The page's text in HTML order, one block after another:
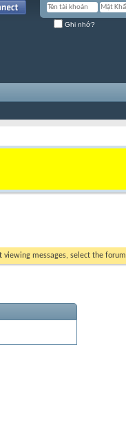
Ghi nhớ?
viewing messages, select the